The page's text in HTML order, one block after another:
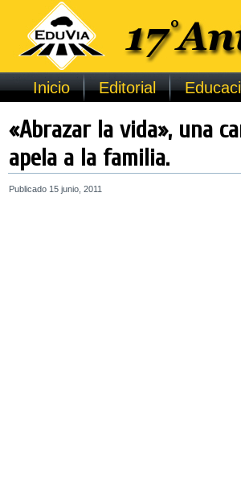
Inicio Editorial
«Abrazar la vida», una
apela a la familia.
Publicado 15 junio, 2011